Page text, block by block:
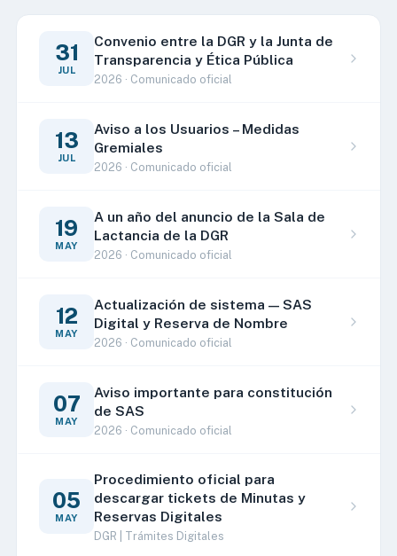
31
JUL
Convenio entre la DGR y la Junta de
Transparencia y Ética Pública
2026 · Comunicado oficial
13
JUL
Aviso a los Usuarios – Medidas
Gremiales
2026 · Comunicado oficial
19
MAY
A un año del anuncio de la Sala de
Lactancia de la DGR
2026 · Comunicado oficial
12
MAY
Actualización de sistema — SAS
Digital y Reserva de Nombre
2026 · Comunicado oficial
07
MAY
Aviso importante para constitución
de SAS
2026 · Comunicado oficial
05
MAY
Procedimiento oficial para
descargar tickets de Minutas y
Reservas Digitales
DGR | Trámites Digitales